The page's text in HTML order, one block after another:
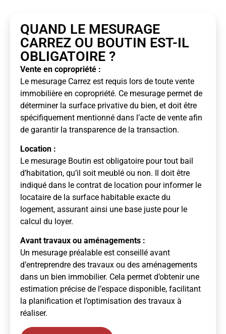
QUAND LE MESURAGE
CARREZ OU BOUTIN EST-IL
OBLIGATOIRE ?
Vente en copropriété :
Le mesurage Carrez est requis lors de toute vente
immobilière en copropriété. Ce mesurage permet de
déterminer la surface privative du bien, et doit être
spécifiquement mentionné dans l’acte de vente afin
de garantir la transparence de la transaction.
Location :
Le mesurage Boutin est obligatoire pour tout bail
d’habitation, qu’il soit meublé ou non. Il doit être
indiqué dans le contrat de location pour informer le
locataire de la surface habitable exacte du
logement, assurant ainsi une base juste pour le
calcul du loyer.
Avant travaux ou aménagements :
Un mesurage préalable est conseillé avant
d’entreprendre des travaux ou des aménagements
dans un bien immobilier. Cela permet d’obtenir une
estimation précise de l’espace disponible, facilitant
la planification et l’optimisation des travaux à
réaliser.